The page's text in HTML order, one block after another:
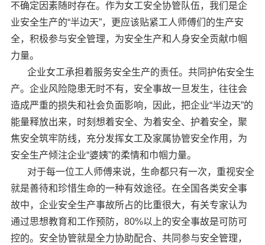
不确定因素随时存在。作为女工安全协管队伍，我们是企
业安全生产的“半边天”，更应该贴紧工人师傅们的生产安
全，积极参与安全管理，为安全生产和人身安全贡献巾帼
力量。
企业女工承担着服务安全生产的责任。共同护佑安全生
产。企业风险隐患无时不有，安全事故一旦发生，往往会
造成严重的损失和社会负面影响，因此，把企业“半边天”的
能量释放出来，时刻想着安全、为着安全、护着安全，聚
焦安全筑牢防线，充分发挥女工及家属协管安全作用，为
安全生产倾注企业“婆姨”的柔情和巾帼力量。
对于每一位工人师傅来说，生命都只有一次，重视安全
就是善待和珍惜生命的一种有效途径。在全国各类安全事
故中，企业安全生产事故所占的比重很大，有关专家认为
通过思想教育和工作预防，80%以上的安全事故是可防可
控的。安全协管就是全力协助配合、共同参与安全管理，